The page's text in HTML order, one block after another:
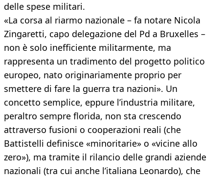
delle spese militari.
«La corsa al riarmo nazionale – fa notare Nicola
Zingaretti, capo delegazione del Pd a Bruxelles –
non è solo inefficiente militarmente, ma
rappresenta un tradimento del progetto politico
europeo, nato originariamente proprio per
smettere di fare la guerra tra nazioni». Un
concetto semplice, eppure l’industria militare,
peraltro sempre florida, non sta crescendo
attraverso fusioni o cooperazioni reali (che
Battistelli definisce «minoritarie» o «vicine allo
zero»), ma tramite il rilancio delle grandi aziende
nazionali (tra cui anche l’italiana Leonardo), che